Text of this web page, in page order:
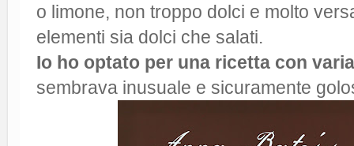
o limone, non troppo dolci e molto
elementi sia dolci che salati.
Io ho optato per una ricetta con
sembrava inusuale e sicuramente